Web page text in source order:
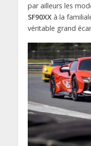
par ailleurs les
SF90XXà la
véritable grand